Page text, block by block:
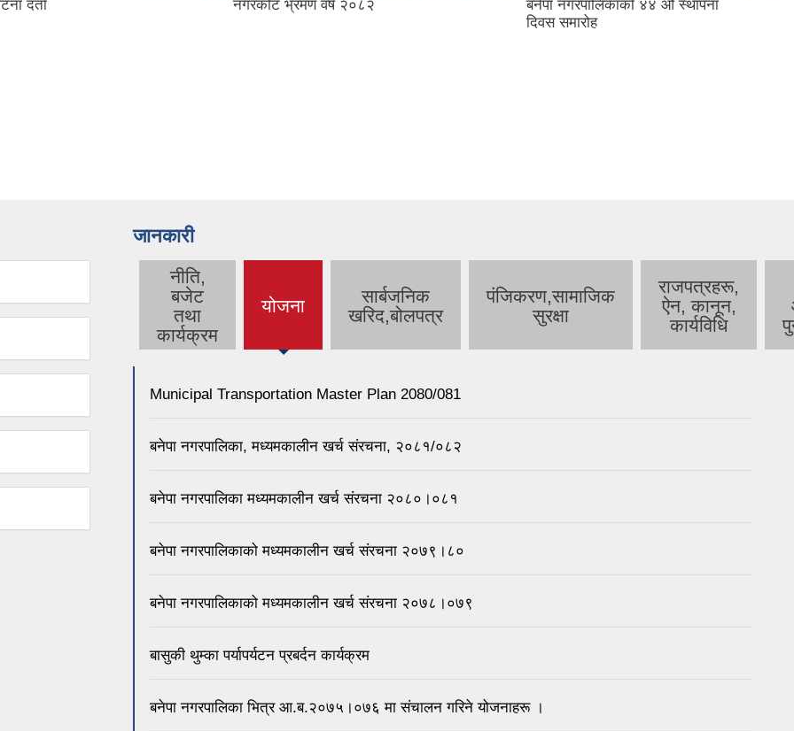
नगरकोट भ्रमण वर्ष २०८२
बनेपा नगरपालिकाको ४४ औं स्थापना
दिवस समारोह
जानकारी
नीति,
बजेट
तथा
कार्यक्रम
योजना
(active
सार्बजनिक
खरिद,बोलपत्र
पंजिकरण,सामाजिक
सुरक्षा
राजपत्रहरू,
ऐन, कानून,
कार्यविधि
Municipal Transportation Master Plan 2080/081
बनेपा नगरपालिका, मध्यमकालीन खर्च संरचना, २०८१/०८२
बनेपा नगरपालिका मध्यमकालीन खर्च संरचना २०८०।०८१
बनेपा नगरपालिकाको मध्यमकालीन खर्च संरचना २०७९।८०
बनेपा नगरपालिकाको मध्यमकालीन खर्च संरचना २०७८।०७९
बासुकी थुम्का पर्यापर्यटन प्रबर्दन कार्यक्रम
बनेपा नगरपालिका भित्र आ.ब.२०७५।०७६ मा संचालन गरिने योजनाहरू ।